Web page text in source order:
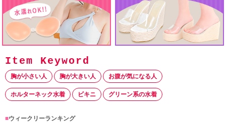
胸が小さい人 胸が大きい人 お腹が気になる人
ホルターネック水着 ビキニ グリーン系の水着
■ウィークリーランキング